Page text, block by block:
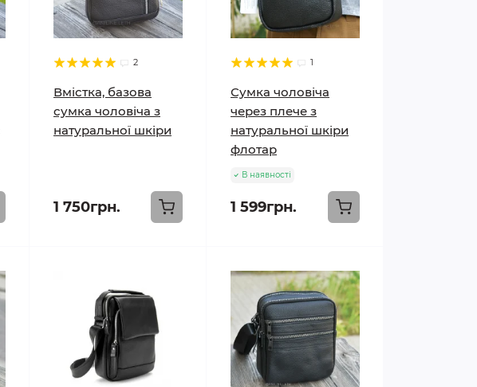
2
Вмістка, базова
сумка чоловіча з
натуральної шкіри
1 750грн.
1
Сумка чоловіча
через плече з
натуральної шкіри
флотар
В наявності
1 599грн.